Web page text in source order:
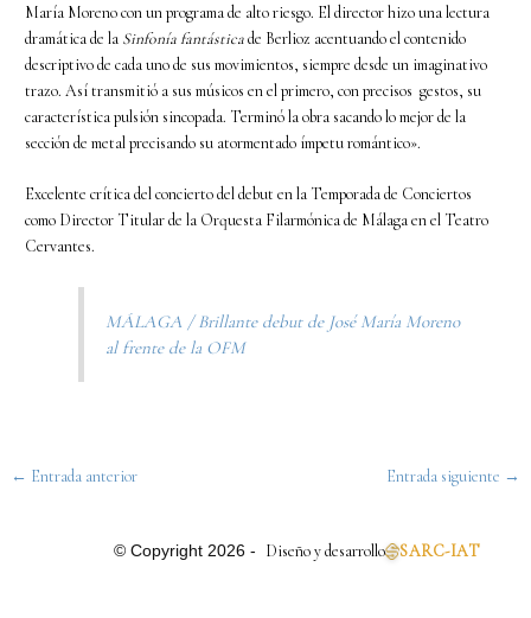
María Moreno con un programa de alto riesgo. El director hizo una lectura
dramática de la Sinfonía fantásticade Berlioz acentuando el contenido
descriptivo de cada uno de sus movimientos, siempre desde un imaginativo
trazo. Así transmitió a sus músicos en el primero, con precisos gestos, su
característica pulsión sincopada. Terminó la obra sacando lo mejor de la
sección de metal precisando su atormentado ímpetu romántico».
Excelente crítica del concierto del debut en la Temporada de Conciertos
como Director Titular de la Orquesta Filarmónica de Málaga en el Teatro
Cervantes.
MÁLAGA / Brillante debut de José María Moreno
al frente de la OFM
← Entrada anterior Entrada siguiente →
© Copyright 2026 - Diseño y desarrollo SARC-IAT